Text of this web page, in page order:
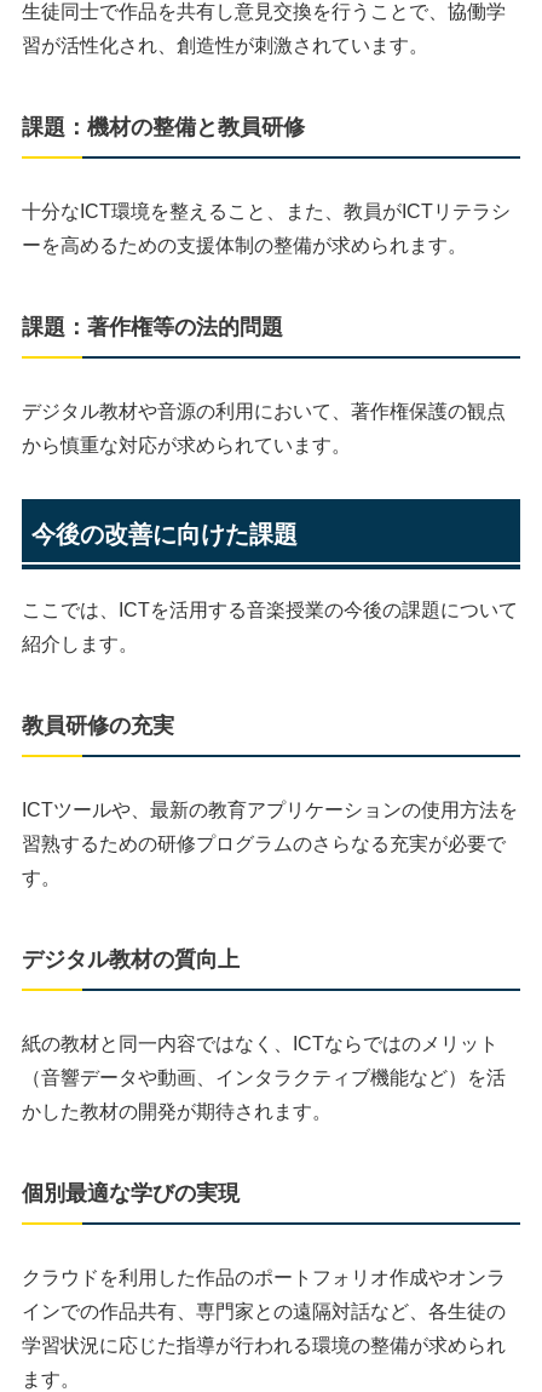
生徒同士で作品を共有し意見交換を行うことで、協働学
習が活性化され、創造性が刺激されています。
課題：機材の整備と教員研修
十分なICT環境を整えること、また、教員がICTリテラシ
ーを高めるための支援体制の整備が求められます。
課題：著作権等の法的問題
デジタル教材や音源の利用において、著作権保護の観点
から慎重な対応が求められています。
今後の改善に向けた課題
ここでは、ICTを活用する音楽授業の今後の課題について
紹介します。
教員研修の充実
ICTツールや、最新の教育アプリケーションの使用方法を
習熟するための研修プログラムのさらなる充実が必要で
す。
デジタル教材の質向上
紙の教材と同一内容ではなく、ICTならではのメリット
（音響データや動画、インタラクティブ機能など）を活
かした教材の開発が期待されます。
個別最適な学びの実現
クラウドを利用した作品のポートフォリオ作成やオンラ
インでの作品共有、専門家との遠隔対話など、各生徒の
学習状況に応じた指導が行われる環境の整備が求められ
ます。